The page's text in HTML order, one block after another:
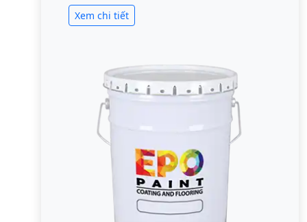
Xem chi tiết